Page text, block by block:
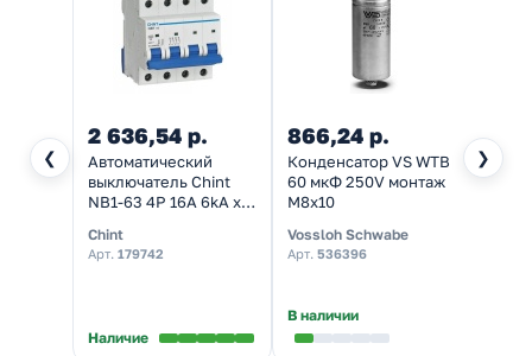
❮ ❯
2 636,54 р.
Автоматический
выключатель Chint
NB1-63 4P 16А 6kA х-
электрический)
Chint
Арт. 179742
Наличие
866,24 р.
Конденсатор VS WTB
60 мкФ 250V монтаж
M8x10
Vossloh Schwabe
Арт. 536396
В наличии
ИЗУ